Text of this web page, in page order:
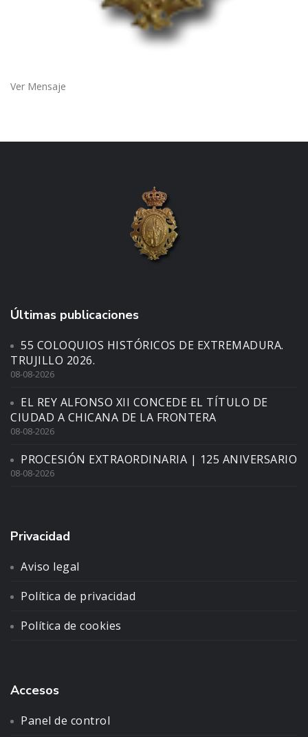
Ver Mensaje
Últimas publicaciones
55 COLOQUIOS HISTÓRICOS DE EXTREMADURA.
TRUJILLO 2026.
08-08-2026
EL REY ALFONSO XII CONCEDE EL TÍTULO DE
CIUDAD A CHICANA DE LA FRONTERA
08-08-2026
PROCESIÓN EXTRAORDINARIA | 125 ANIVERSARIO
08-08-2026
Privacidad
Aviso legal
Política de privacidad
Política de cookies
Accesos
Panel de control